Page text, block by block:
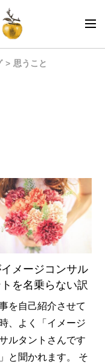
思うこと
メージコンサル
を名乗らない訳
を自己紹介させて
、よく「イメージ
ルタントさんです
と聞かれます。 そ